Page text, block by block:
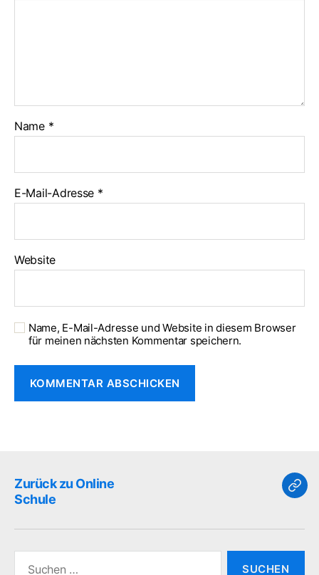
Name *
E-Mail-Adresse *
Website
Name, E-Mail-Adresse und Website in diesem Browser
für meinen nächsten Kommentar speichern.
Zurück zu Online
Schule